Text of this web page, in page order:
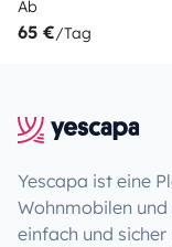
Ab
65 €/Tag
Yescapa ist eine
Wohnmobilen
einfach und